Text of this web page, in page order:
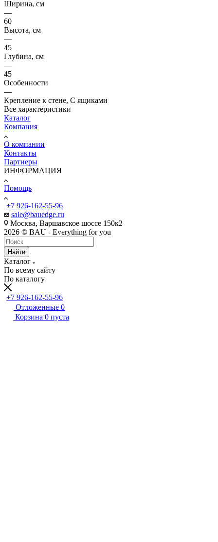
Ширина, см
—
60
Высота, см
—
45
Глубина, см
—
45
Особенности
—
Крепление к стене, С ящиками
Все характеристики
Каталог
Компания
О компании
Контакты
Партнеры
ИНФОРМАЦИЯ
Помощь
+7 926-162-55-96
sale@bauedge.ru
Москва, Варшавское шоссе 150к2
2026 © BAU - Everything for you
Найти
Каталог
По всему сайту
По каталогу
+7 926-162-55-96
Отложенные 0
Корзина 0 пуста